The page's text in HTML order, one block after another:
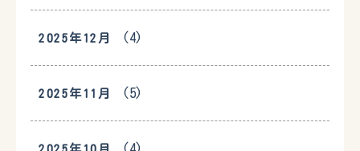
2025年12月 (4)
2025年11月 (5)